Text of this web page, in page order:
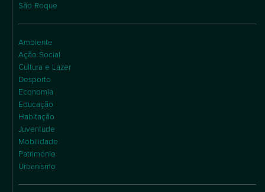
São Roque
Ambiente
Ação Social
Cultura e Lazer
Desporto
Economia
Educação
Habitação
Juventude
Mobilidade
Património
Urbanismo